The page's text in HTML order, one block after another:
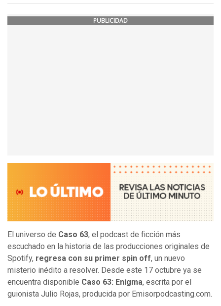
PUBLICIDAD
El universo de Caso 63, el podcast de ficción más
escuchado en la historia de las producciones originales de
Spotify, regresa con su primer spin off, un nuevo
misterio inédito a resolver. Desde este 17 octubre ya se
encuentra disponible Caso 63: Enigma, escrita por el
guionista Julio Rojas, producida por Emisorpodcasting.com.